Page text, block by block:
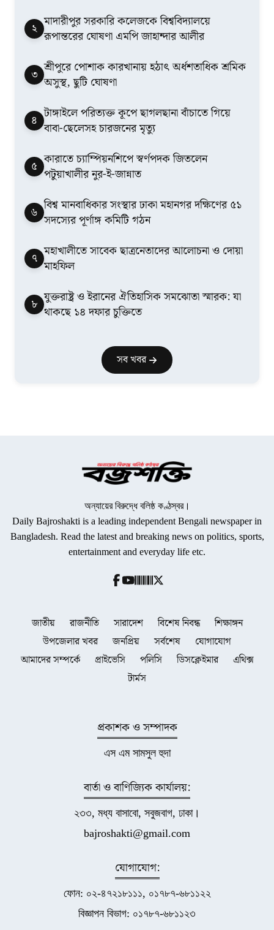
২ মাদারীপুর সরকারি কলেজকে বিশ্ববিদ্যালয়ে
রূপান্তরের ঘোষণা এমপি জাহান্দার আলীর
৩ শ্রীপুরে পোশাক কারখানায় হঠাৎ অর্ধশতাধিক শ্রমিক
অসুস্থ, ছুটি ঘোষণা
৪ টাঙ্গাইলে পরিত্যক্ত কূপে ছাগলছানা বাঁচাতে গিয়ে
বাবা-ছেলেসহ চারজনের মৃত্যু
৫ কারাতে চ্যাম্পিয়নশিপে স্বর্ণপদক জিতলেন
পটুয়াখালীর নুর-ই-জান্নাত
৬ বিশ্ব মানবাধিকার সংস্থার ঢাকা মহানগর দক্ষিণের ৫১
সদস্যের পূর্ণাঙ্গ কমিটি গঠন
৭ মহাখালীতে সাবেক ছাত্রনেতাদের আলোচনা ও দোয়া
মাহফিল
৮ যুক্তরাষ্ট্র ও ইরানের ঐতিহাসিক সমঝোতা স্মারক: যা
থাকছে ১৪ দফার চুক্তিতে
সব খবর
অন্যায়ের বিরুদ্ধে বলিষ্ঠ কণ্ঠস্বর।
Daily Bajroshakti is a leading independent Bengali newspaper in
Bangladesh. Read the latest and breaking news on politics, sports,
entertainment and everyday life etc.
জাতীয় রাজনীতি সারাদেশ বিশেষ নিবন্ধ
শিক্ষাঙ্গন
উপজেলার খবর
জনপ্রিয় সর্বশেষ
যোগাযোগ
আমাদের সম্পর্কে
প্রাইভেসি পলিসি ডিসক্লেইমার
এথিক্স
টার্মস
প্রকাশক ও সম্পাদক
এস এম সামসুল হুদা
বার্তা ও বাণিজ্যিক কার্যালয়:
২৩৩, মধ্য বাসাবো, সবুজবাগ, ঢাকা।
bajroshakti@gmail.com
যোগাযোগ:
ফোন: ০২-৪৭২১৮১১১, ০১৭৮৭-৬৮১১২২
বিজ্ঞাপন বিভাগ: ০১৭৮৭-৬৮১১২৩